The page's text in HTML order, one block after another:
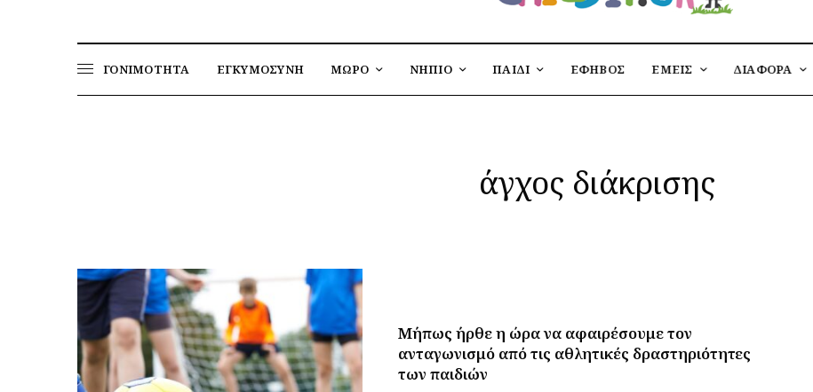
ΓΟΝΙΜΟΤΗΤΑ ΕΓΚΥΜΟΣΥΝΗ ΜΩΡΟ ΝΗΠΙΟ ΠΑΙΔΙ ΕΦΗΒΟΣ ΕΜΕΙΣ ΔΙΑΦΟΡΑ
άγχος διάκρισης
Μήπως ήρθε η ώρα να αφαιρέσουμε τον
ανταγωνισμό από τις αθλητικές δραστηριότητες
των παιδιών